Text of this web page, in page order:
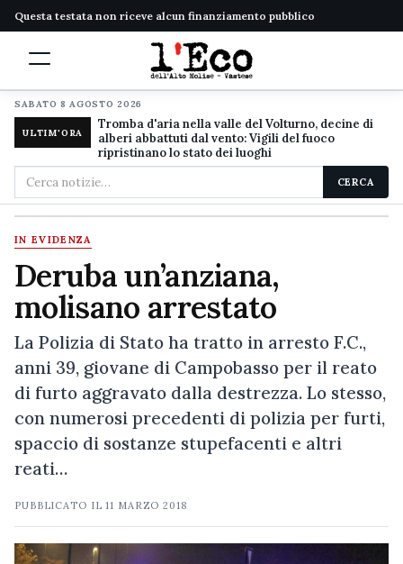
Questa testata non riceve alcun finanziamento pubblico
SABATO 8 AGOSTO 2026
ULTIM'ORA
Tromba d'aria nella valle del Volturno, decine di
alberi abbattuti dal vento: Vigili del fuoco
ripristinano lo stato dei luoghi
Cerca
nel
sito
CERCA
IN EVIDENZA
Deruba un’anziana,
molisano arrestato
La Polizia di Stato ha tratto in arresto F.C.,
anni 39, giovane di Campobasso per il reato
di furto aggravato dalla destrezza. Lo stesso,
con numerosi precedenti di polizia per furti,
spaccio di sostanze stupefacenti e altri
reati…
PUBBLICATO IL11 MARZO 2018